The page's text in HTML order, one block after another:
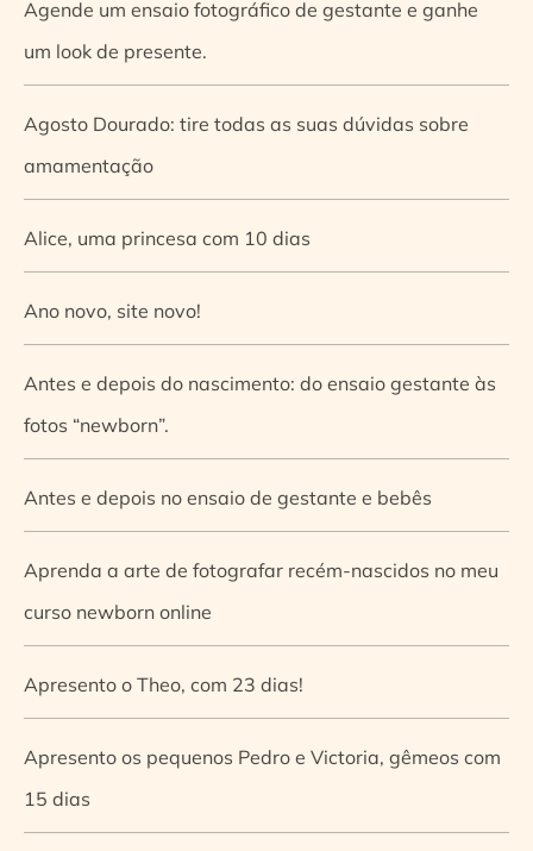
Agende um ensaio fotográfico de gestante e ganhe
um look de presente.
Agosto Dourado: tire todas as suas dúvidas sobre
amamentação
Alice, uma princesa com 10 dias
Ano novo, site novo!
Antes e depois do nascimento: do ensaio gestante às
fotos “newborn”.
Antes e depois no ensaio de gestante e bebês
Aprenda a arte de fotografar recém-nascidos no meu
curso newborn online
Apresento o Theo, com 23 dias!
Apresento os pequenos Pedro e Victoria, gêmeos com
15 dias